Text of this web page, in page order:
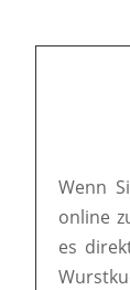
Wenn
online
es